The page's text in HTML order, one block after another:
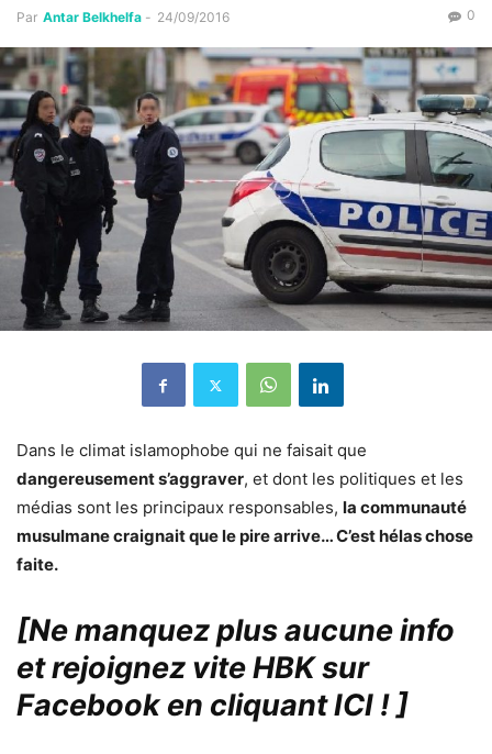
Par Antar Belkhelfa - 24/09/2016 0
Dans le climat islamophobe qui ne faisait que
dangereusement s’aggraver, et dont les politiques et les
médias sont les principaux responsables, la communauté
musulmane craignait que le pire arrive… C’est hélas chose
faite.
[Ne manquez plus aucune info
et rejoignez vite HBK sur
Facebook en cliquant ICI !]